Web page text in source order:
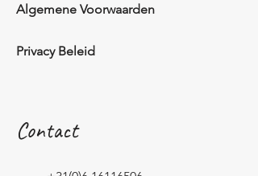
Algemene Voorwaarden
Privacy Beleid
Contact